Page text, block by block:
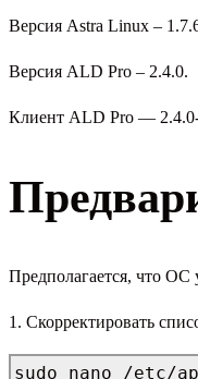
Версия Astra Linux –
Версия ALD Pro – 2.4.0.
Клиент ALD Pro —
Предполагается, что
1. Скорректировать
sudo nano /etc/